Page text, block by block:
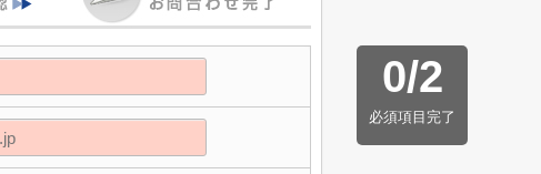
0/2
必須項目完了